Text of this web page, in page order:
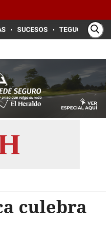
SUCESOS TEGUCIGALPA
culebra